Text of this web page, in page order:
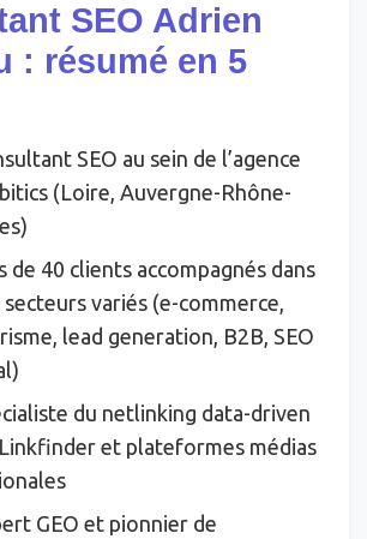
SEO Adrien
: résumé en 5
SEO au sein de l’agence
(Loire, Auvergne-Rhône-
de 40 clients accompagnés dans
secteurs variés (e-commerce,
lead generation, B2B, SEO
du netlinking data-driven
et plateformes médias
GEO et pionnier de